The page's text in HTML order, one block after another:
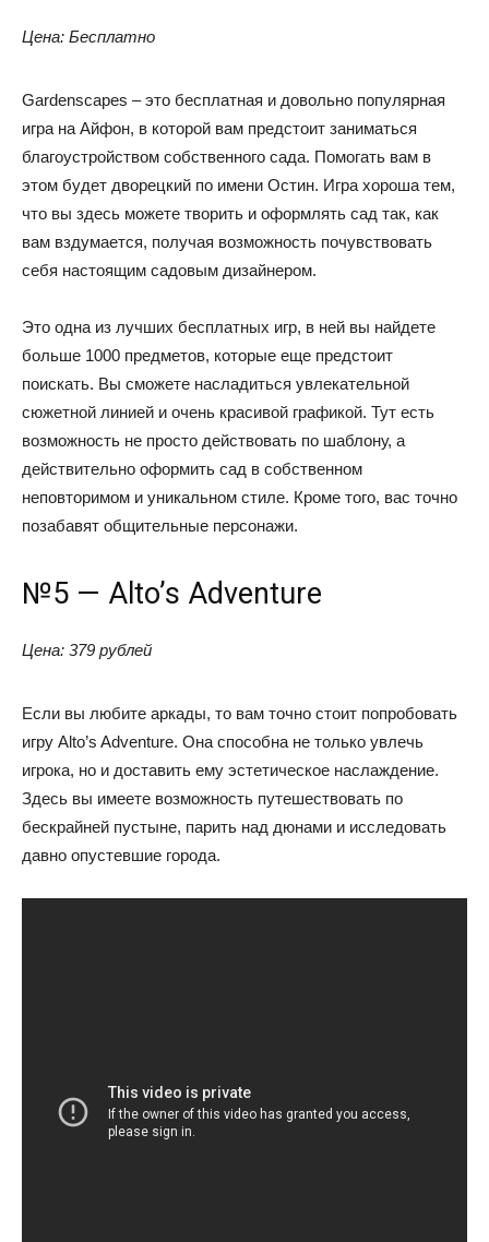
Цена: Бесплатно
Gardenscapes – это бесплатная и довольно популярная
игра на Айфон, в которой вам предстоит заниматься
благоустройством собственного сада. Помогать вам в
этом будет дворецкий по имени Остин. Игра хороша тем,
что вы здесь можете творить и оформлять сад так, как
вам вздумается, получая возможность почувствовать
себя настоящим садовым дизайнером.
Это одна из лучших бесплатных игр, в ней вы найдете
больше 1000 предметов, которые еще предстоит
поискать. Вы сможете насладиться увлекательной
сюжетной линией и очень красивой графикой. Тут есть
возможность не просто действовать по шаблону, а
действительно оформить сад в собственном
неповторимом и уникальном стиле. Кроме того, вас точно
позабавят общительные персонажи.
№5 — Alto’s Adventure
Цена: 379 рублей
Если вы любите аркады, то вам точно стоит попробовать
игру Alto’s Adventure. Она способна не только увлечь
игрока, но и доставить ему эстетическое наслаждение.
Здесь вы имеете возможность путешествовать по
бескрайней пустыне, парить над дюнами и исследовать
давно опустевшие города.